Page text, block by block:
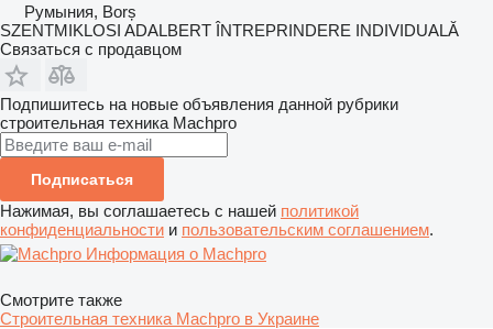
Румыния, Borș
SZENTMIKLOSI ADALBERT ÎNTREPRINDERE INDIVIDUALĂ
Связаться с продавцом
Подпишитесь на новые объявления данной рубрики
строительная техника Machpro
Подписаться
Нажимая, вы соглашаетесь с нашей политикой
конфиденциальности и пользовательским соглашением.
Информация о Machpro
Смотрите также
Строительная техника Machpro в Украине